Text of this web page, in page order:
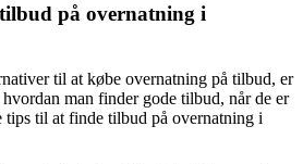
på overnatning i
til at købe overnatning på tilbud, er
man finder gode tilbud, når de er
til at finde tilbud på overnatning i